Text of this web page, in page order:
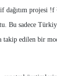
dağıtım projesi
Bu sadece
takip edilen bir